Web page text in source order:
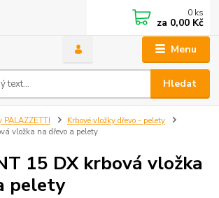
Menu
Hledat
0 ks
za 0,00 Kč
Krbové vložky dřevo - pelety
vložka na dřevo a pelety
15 DX krbová vložka
pelety